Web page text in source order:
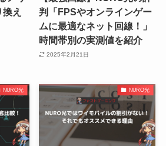
え
判「FPSやオンラインゲー
ムに最適なネット回線！」
時間帯別の実測値を紹介
2025年2月21日
NURO光 NURO光